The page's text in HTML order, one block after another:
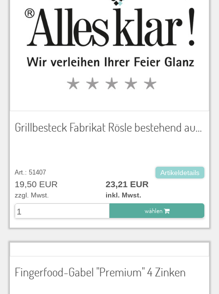
h
Grillbesteck Fabrikat Rösle bestehend aus BBQ Wender, Zange und Grillpinsel
Art.: 51407 Artikeldetails
19,50 EUR 23,21 EUR
zzgl. Mwst.
inkl. Mwst.
wählen
zu Warenkorb hinzugefügt.
Fingerfood-Gabel "Premium" 4 Zinken